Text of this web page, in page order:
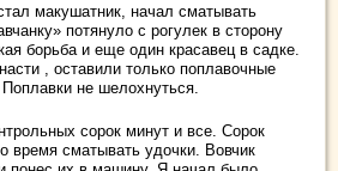
макушатник, начал сматывать
потянуло с рогулек в сторону
борьба и еще один красавец в садке.
, оставили только поплавочные
не шелохнуться.
сорок минут и все. Сорок
время сматывать удочки. Вовчик